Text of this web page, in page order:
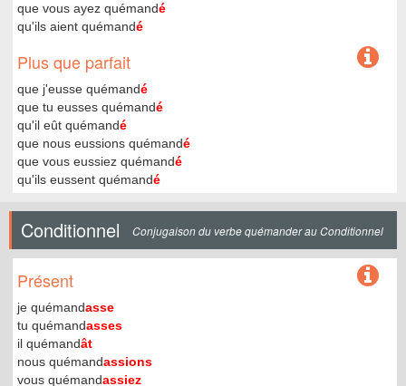
que vous ayez quémandé
qu'ils aient quémandé
Plus que parfait
que j'eusse quémandé
que tu eusses quémandé
qu'il eût quémandé
que nous eussions quémandé
que vous eussiez quémandé
qu'ils eussent quémandé
Conditionnel Conjugaison du verbe quémander au Conditionnel
Présent
je quémandasse
tu quémandasses
il quémandât
nous quémandassions
vous quémandassiez